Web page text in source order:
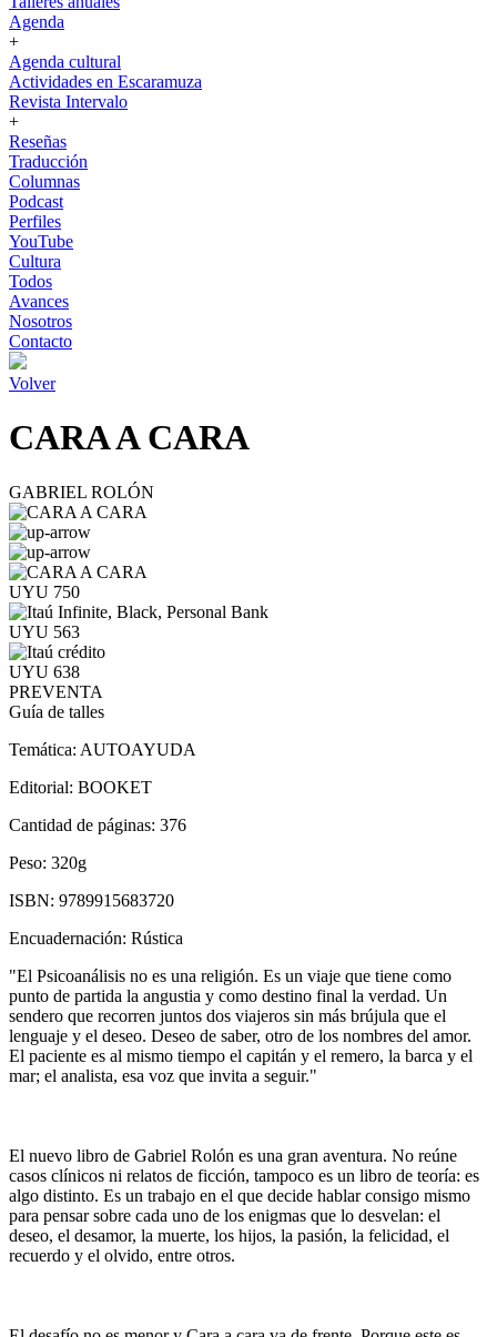
Agenda
+
Agenda cultural
Actividades en Escaramuza
Revista Intervalo
+
Reseñas
Traducción
Columnas
Podcast
Perfiles
YouTube
Cultura
Todos
Avances
Nosotros
Contacto
Volver
CARA A CARA
GABRIEL ROLÓN
UYU 750
UYU 563
UYU 638
PREVENTA
Guía de talles
Temática: AUTOAYUDA
Editorial: BOOKET
Cantidad de páginas: 376
Peso: 320g
ISBN: 9789915683720
Encuadernación: Rústica
"El Psicoanálisis no es una religión. Es un viaje que tiene como
punto de partida la angustia y como destino final la verdad. Un
sendero que recorren juntos dos viajeros sin más brújula que el
lenguaje y el deseo. Deseo de saber, otro de los nombres del amor.
El paciente es al mismo tiempo el capitán y el remero, la barca y el
mar; el analista, esa voz que invita a seguir."
El nuevo libro de Gabriel Rolón es una gran aventura. No reúne
casos clínicos ni relatos de ficción, tampoco es un libro de teoría: es
algo distinto. Es un trabajo en el que decide hablar consigo mismo
para pensar sobre cada uno de los enigmas que lo desvelan: el
deseo, el desamor, la muerte, los hijos, la pasión, la felicidad, el
recuerdo y el olvido, entre otros.